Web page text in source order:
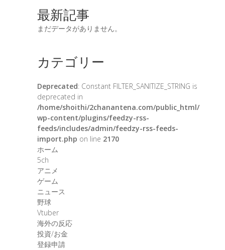
最新記事
まだデータがありません。
カテゴリー
Deprecated: Constant FILTER_SANITIZE_STRING is
deprecated in
/home/shoithi/2chanantena.com/public_html/
wp-content/plugins/feedzy-rss-
feeds/includes/admin/feedzy-rss-feeds-
import.php on line 2170
ホーム
5ch
アニメ
ゲーム
ニュース
野球
Vtuber
海外の反応
投資/お金
登録申請